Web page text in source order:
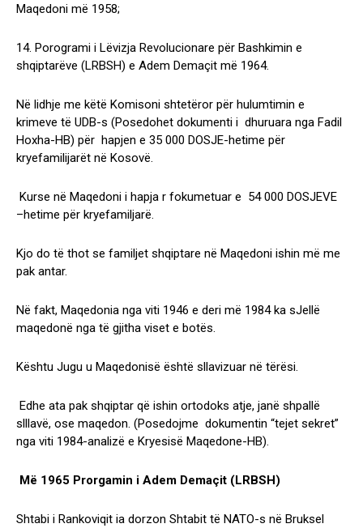
Maqedoni më 1958;
14. Porogrami i Lëvizja Revolucionare për Bashkimin e
shqiptarëve (LRBSH) e Adem Demaçit më 1964.
Në lidhje me këtë Komisoni shtetëror për hulumtimin e
krimeve të UDB-s (Posedohet dokumenti i dhuruara nga Fadil
Hoxha-HB) për hapjen e 35 000 DOSJE-hetime për
kryefamilijarët në Kosovë.
Kurse në Maqedoni i hapja r fokumetuar e 54 000 DOSJEVE
–hetime për kryefamiljarë.
Kjo do të thot se familjet shqiptare në Maqedoni ishin më me
pak antar.
Në fakt, Maqedonia nga viti 1946 e deri më 1984 ka sJellë
maqedonë nga të gjitha viset e botës.
Kështu Jugu u Maqedonisë është sllavizuar në tërësi.
Edhe ata pak shqiptar që ishin ortodoks atje, janë shpallë
slllavë, ose maqedon. (Posedojme dokumentin “tejet sekret”
nga viti 1984-analizë e Kryesisë Maqedone-HB).
Më 1965 Prorgamin i Adem Demaçit (LRBSH)
Shtabi i Rankoviqit ia dorzon Shtabit të NATO-s në Bruksel